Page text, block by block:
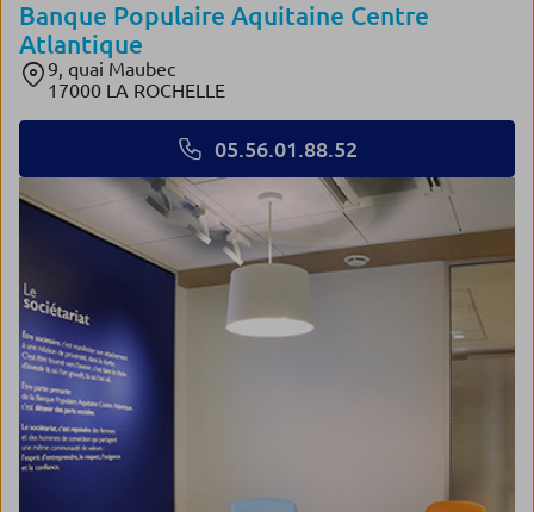
Banque Populaire Aquitaine Centre
Atlantique
9, quai Maubec
17000 LA ROCHELLE
05.56.01.88.52